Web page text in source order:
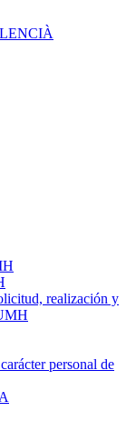
realización y
personal de